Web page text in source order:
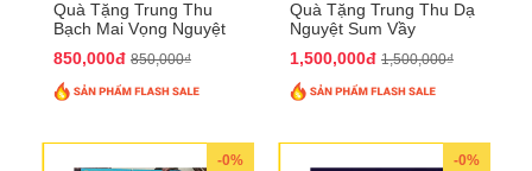
Quà Tặng Trung Thu
Bạch Mai Vọng Nguyệt
850,000đ 850,000₫
Quà Tặng Trung Thu Dạ
Nguyệt Sum Vầy
1,500,000đ 1,500,000₫
-0% -0%